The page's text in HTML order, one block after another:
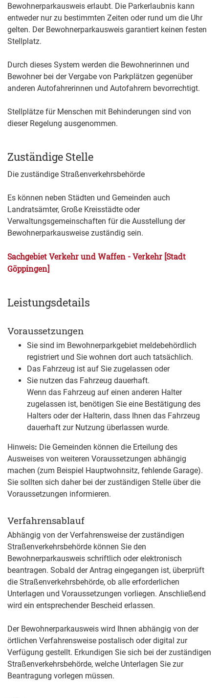
Bewohnerparkausweis erlaubt. Die Parkerlaubnis kann
entweder nur zu bestimmten Zeiten oder rund um die Uhr
gelten. Der Bewohnerparkausweis garantiert keinen festen
Stellplatz.
Durch dieses System werden die Bewohnerinnen und
Bewohner bei der Vergabe von Parkplätzen gegenüber
anderen Autofahrerinnen und Autofahrern bevorrechtigt.
Stellplätze für Menschen mit Behinderungen sind von
dieser Regelung ausgenommen.
Zuständige Stelle
Die zuständige Straßenverkehrsbehörde
Es können neben Städten und Gemeinden auch
Landratsämter, Große Kreisstädte oder
Verwaltungsgemeinschaften für die Ausstellung der
Bewohnerparkausweise zuständig sein.
Sachgebiet Verkehr und Waffen - Verkehr [Stadt
Göppingen]
Leistungsdetails
Voraussetzungen
Sie sind im Bewohnerparkgebiet meldebehördlich
registriert und Sie wohnen dort auch tatsächlich.
Das Fahrzeug ist auf Sie zugelassen oder
Sie nutzen das Fahrzeug dauerhaft.
Wenn das Fahrzeug auf einen anderen Halter
zugelassen ist, benötigen Sie eine Bestätigung des
Halters oder der Halterin, dass Ihnen das Fahrzeug
dauerhaft zur Nutzung überlassen wurde.
Hinweis: Die Gemeinden können die Erteilung des
Ausweises von weiteren Voraussetzungen abhängig
machen (zum Beispiel Hauptwohnsitz, fehlende Garage).
Sie sollten sich daher bei der zuständigen Stelle über die
Voraussetzungen informieren.
Verfahrensablauf
Abhängig von der Verfahrensweise der zuständigen
Straßenverkehrsbehörde können Sie den
Bewohnerparkausweis schriftlich oder elektronisch
beantragen. Sobald der Antrag eingegangen ist, überprüft
die Straßenverkehrsbehörde, ob alle erforderlichen
Unterlagen und Voraussetzungen vorliegen. Anschließend
wird ein entsprechender Bescheid erlassen.
Der Bewohnerparkausweis wird Ihnen abhängig von der
örtlichen Verfahrensweise postalisch oder digital zur
Verfügung gestellt. Erkundigen Sie sich bei der zuständigen
Straßenverkehrsbehörde, welche Unterlagen Sie zur
Beantragung vorlegen müssen.